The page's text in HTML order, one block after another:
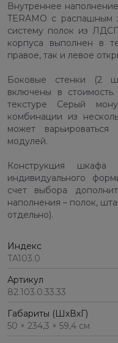
Внутреннее
TERAMO с распашным
систему полок из
корпуса выполнен в
правое, так и левое
Боковые стенки (2
включены в
текстуре Серый
комбинации из
может
модулей.
Конструкция шкафа
индивидуального
счет выбора
наполнения – полок,
отдельно).
Индекс
TA103.0
Артикул
82.103.0.33.33
Габариты (ШхВхГ)
50 × 234,3 × 59,4 см